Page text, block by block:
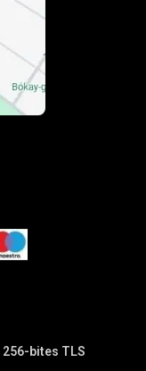
256-bites TLS